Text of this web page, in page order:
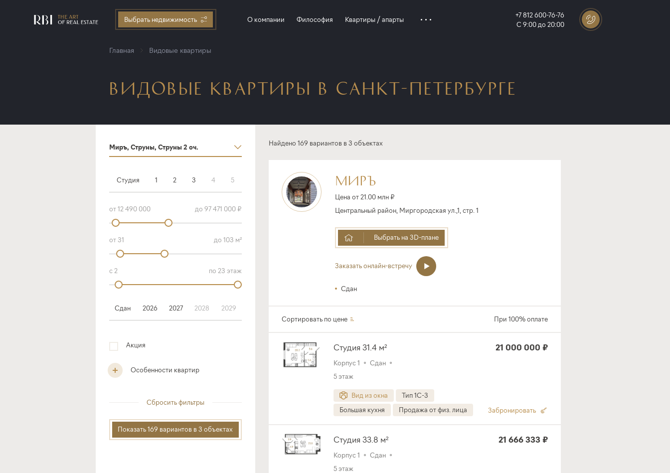
Выбрать недвижимость О компании Философия Квартиры / апарты
+7 812 600-76-76
С 9:00 до 20:00
Главная Видовые квартиры
ВИДОВЫЕ КВАРТИРЫ В САНКТ-ПЕТЕРБУРГЕ
Миръ, Струны, Струны 2 оч.
Студия 1 2 3 4 5
Сдан 2026 2027 2028 2029
Акция
Особенности квартир
Сбросить фильтры
Показать 169 вариантов в 3 объектах
Найдено 169 вариантов в 3 объектах
МИРЪ
Цена от 21.00 млн ₽
Центральный район, Миргородская ул.,1, стр. 1
Выбрать на 3D-плане
Заказать онлайн-встречу
Сдан
Сортировать по цене При 100% оплате
Студия 31.4 м²
Корпус 1
Сдан
5 этаж
21 000 000 ₽
Вид из окна
Тип 1C-3
Большая кухня
Продажа от физ. лица Забронировать
Студия 33.8 м²
Корпус 1
Сдан
5 этаж
21 666 333 ₽